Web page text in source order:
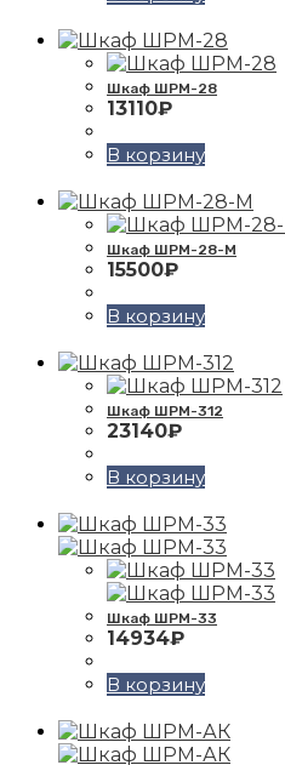
Шкаф ШРМ-28
13110₽
В корзину
Шкаф ШРМ-28-М
15500₽
В корзину
Шкаф ШРМ-312
23140₽
В корзину
Шкаф ШРМ-33
14934₽
В корзину